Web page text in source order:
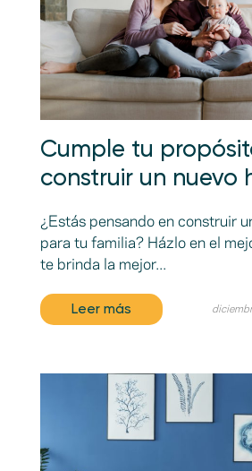
Cumple tu
construir un nuevo
¿Estás pensando en construir
para tu familia? Házlo en el
te brinda la mejor...
Leer más